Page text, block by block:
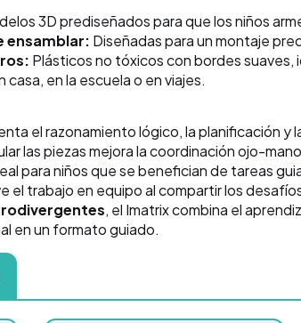
3D prediseñados para que los niños
ensamblar: Diseñadas para un montaje
Plásticos no tóxicos con bordes suaves,
en la escuela o en viajes.
el razonamiento lógico, la planificación y
las piezas mejora la coordinación ojo-
para niños que se benefician de tareas
el trabajo en equipo al compartir los
, el Imatrix combina el
en un formato guiado.